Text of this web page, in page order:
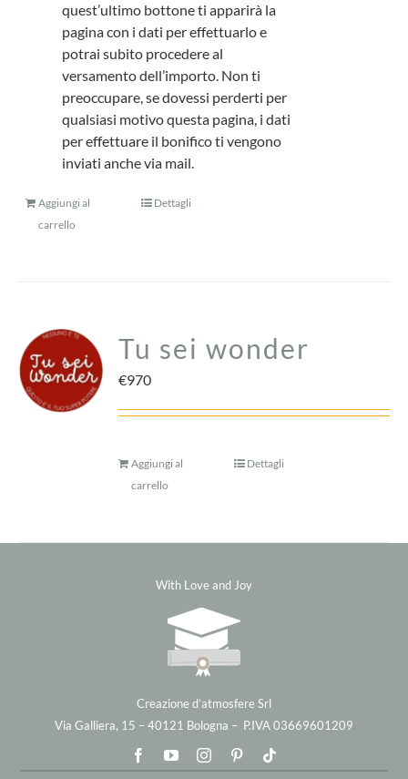
quest’ultimo bottone ti apparirà la
pagina con i dati per effettuarlo e
potrai subito procedere al
versamento dell’importo. Non ti
preoccupare, se dovessi perderti per
qualsiasi motivo questa pagina, i dati
per effettuare il bonifico ti vengono
inviati anche via mail.
Aggiungi al
carrello
Dettagli
Tu sei wonder
€970
Aggiungi al
carrello
Dettagli
With Love and Joy
Creazione d’atmosfere Srl
Via Galliera, 15 – 40121 Bologna – P.IVA 03669601209